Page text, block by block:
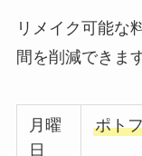
リメイク可能な
間を削減できます
月曜
日
ポト